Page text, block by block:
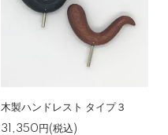
木製ハンドレスト タイプ３
31,350円(税込)